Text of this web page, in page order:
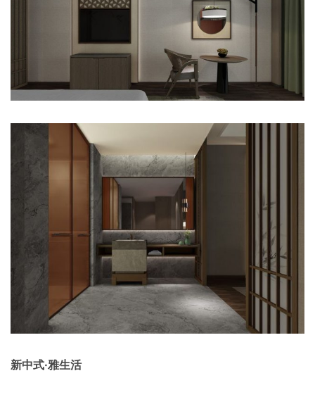
新中式·雅生活